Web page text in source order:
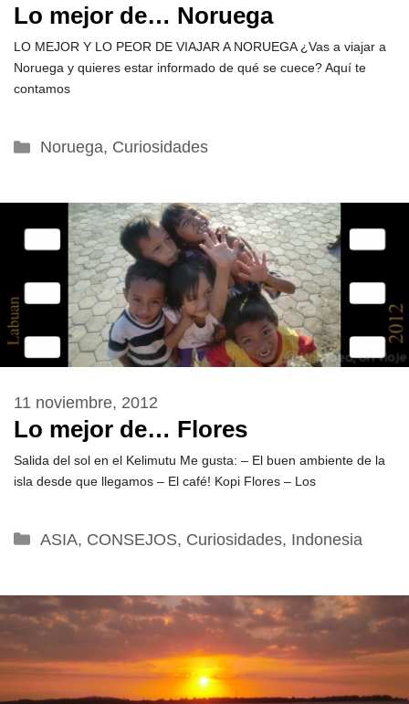
Lo mejor de… Noruega
LO MEJOR Y LO PEOR DE VIAJAR A NORUEGA ¿Vas a viajar a
Noruega y quieres estar informado de qué se cuece? Aquí te
contamos
Categorías
Noruega, Curiosidades
Lo mejor de… Flores
11 noviembre, 2012
Salida del sol en el Kelimutu Me gusta: – El buen ambiente de la
isla desde que llegamos – El café! Kopi Flores – Los
Categorías
ASIA, CONSEJOS, Curiosidades, Indonesia